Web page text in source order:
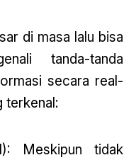
di masa lalu bisa
tanda-tanda
secara real-
terkenal:
Meskipun tidak